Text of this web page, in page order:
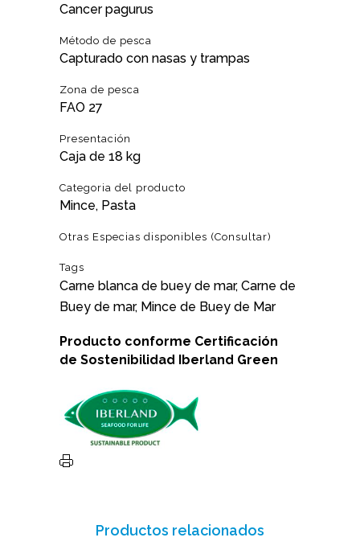
Cancer pagurus
Método de pesca
Capturado con nasas y trampas
Zona de pesca
FAO 27
Presentación
Caja de 18 kg
Categoria del producto
Mince, Pasta
Otras Especias disponibles (Consultar)
Tags
Carne blanca de buey de mar, Carne de
Buey de mar, Mince de Buey de Mar
Producto conforme Certificación
de Sostenibilidad Iberland Green
Productos relacionados